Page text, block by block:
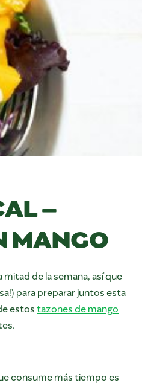
–
MANGO
mitad de la semana, así que
para preparar juntos esta
estostazones de mango
consume más tiempo es